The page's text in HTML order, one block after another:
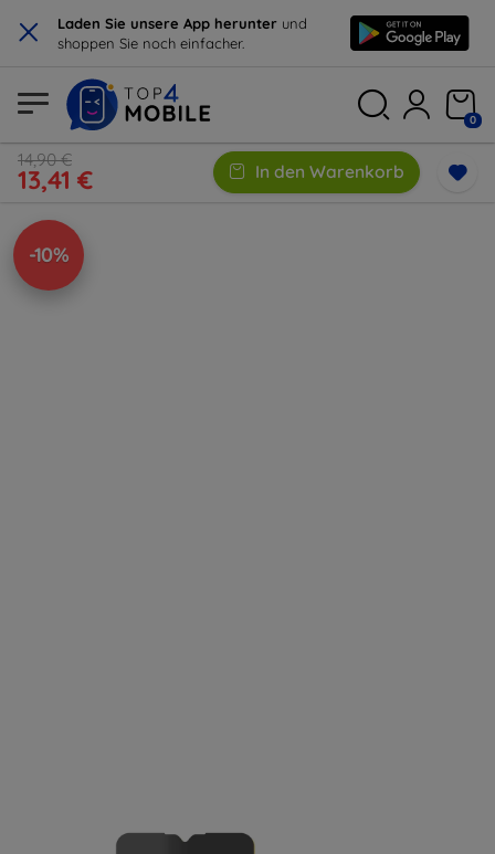
× Laden Sie unsere App herunter und
shoppen Sie noch einfacher.
0
14,90 €
13,41 € In den Warenkorb
-10%